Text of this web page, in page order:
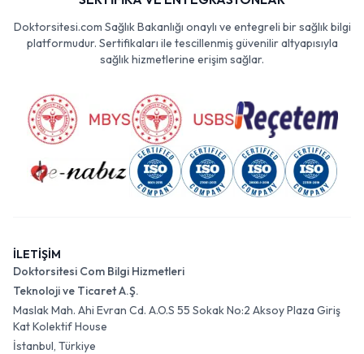
Doktorsitesi.com Sağlık Bakanlığı onaylı ve entegreli bir sağlık bilgi
platformudur. Sertifikaları ile tescillenmiş güvenilir altyapısıyla
sağlık hizmetlerine erişim sağlar.
İLETİŞİM
Doktorsitesi Com Bilgi Hizmetleri
Teknoloji ve Ticaret A.Ş.
Maslak Mah. Ahi Evran Cd. A.O.S 55 Sokak No:2 Aksoy Plaza Giriş
Kat Kolektif House
İstanbul, Türkiye